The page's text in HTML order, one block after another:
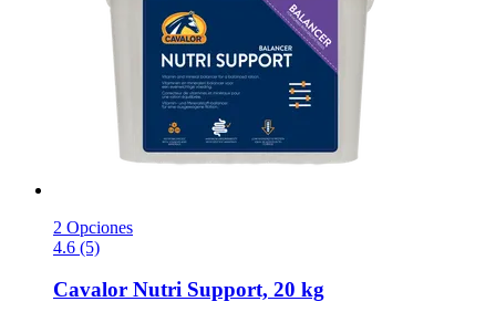
2 Opciones
4.6 (5)
Cavalor Nutri Support, 20 kg